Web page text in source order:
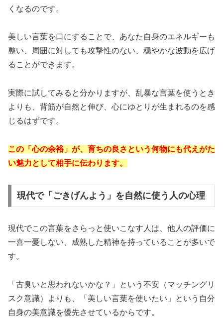
くなるのです。
美しい言葉を口にすることで、あなた自身のエネルギーも
整い、周囲に対しても攻撃性のない、穏やかな波動を広げ
ることができます。
実際に試してみると分かりますが、乱暴な言葉を使うとき
よりも、背筋が自然と伸び、心にゆとりが生まれるのを感
じるはずです。
この「心の余裕」が、育ちの良さという何物にも代えがた
い魅力として相手に伝わります。
現代で「ごきげんよう」を自然に使う人の心理
現代でこの言葉をさらっと使いこなす人は、他人の評価に
一喜一憂しない、成熟した精神を持っていることが多いで
す。
「古臭いと思われないかな？」という不安（マッチングリ
スク意識）よりも、「美しい言葉を使いたい」という自分
自身の美意識を優先させているからです。